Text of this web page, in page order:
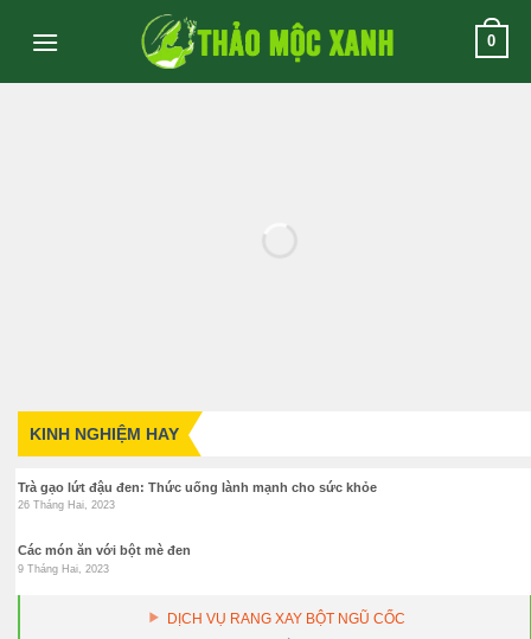
0
KINH NGHIỆM HAY
Trà gạo lứt đậu đen: Thức uống lành mạnh cho sức khỏe
26 Tháng Hai, 2023
Các món ăn với bột mè đen
9 Tháng Hai, 2023
DỊCH VỤ RANG XAY BỘT NGŨ CỐC